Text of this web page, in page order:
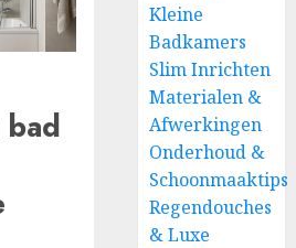
Kleine
Badkamers
Slim Inrichten
Materialen &
Afwerkingen
Onderhoud &
Schoonmaaktips
Regendouches
& Luxe